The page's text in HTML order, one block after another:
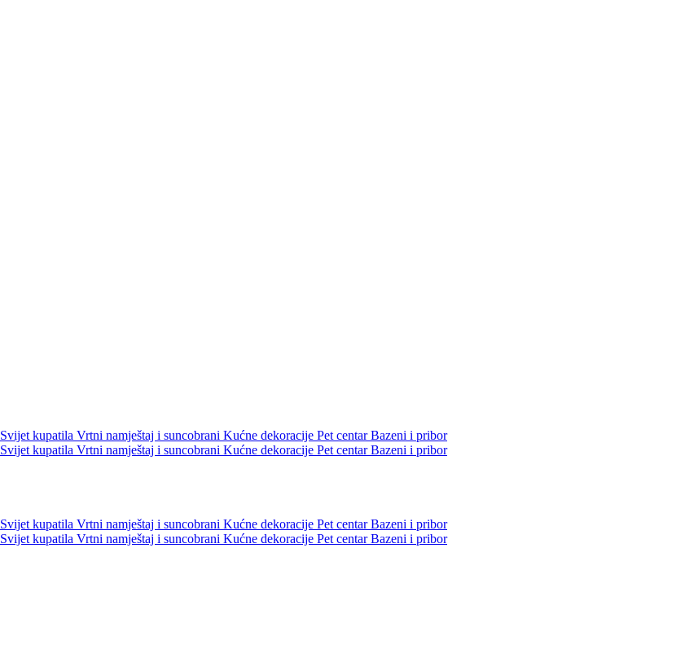
Svijet kupatila Vrtni namještaj i suncobrani Kućne dekoracije Pet centarBazeni i pribor
Svijet kupatila Vrtni namještaj i suncobrani Kućne dekoracije Pet centarBazeni i pribor
Svijet kupatila Vrtni namještaj i suncobrani Kućne dekoracije Pet centarBazeni i pribor
Svijet kupatila Vrtni namještaj i suncobrani Kućne dekoracije Pet centarBazeni i pribor